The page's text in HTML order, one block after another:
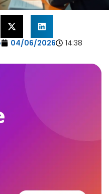
04/06/2026 14:38